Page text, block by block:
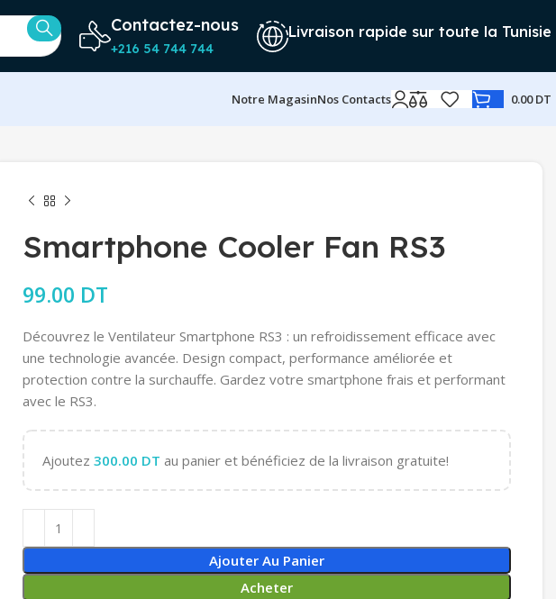
Contactez-nous
+216 54 744 744
Livraison rapide sur toute la Tunisie
Notre MagasinNos Contacts 0.00DT
Smartphone Cooler Fan RS3
99.00 DT
Découvrez le Ventilateur Smartphone RS3 : un refroidissement efficace avec
une technologie avancée. Design compact, performance améliorée et
protection contre la surchauffe. Gardez votre smartphone frais et performant
avec le RS3.
Ajoutez 300.00 DT au panier et bénéficiez de la livraison gratuite!
Ajouter Au Panier
Acheter